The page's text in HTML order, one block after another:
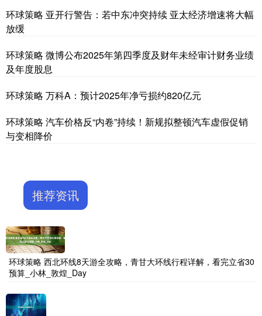
环球策略 亚开行警告：若中东冲突持续 亚太经济增速将大幅
放缓
环球策略 微博公布2025年第四季度及财年未经审计财务业绩
及年度股息
环球策略 万科A：预计2025年净亏损约820亿元
环球策略 汽车价格反“内卷”持续！新规拟整顿汽车虚假促销
与变相降价
推荐资讯
环球策略 西北环线8天游全攻略，青甘大环线行程详解，看完立省30
预算_小林_敦煌_Day